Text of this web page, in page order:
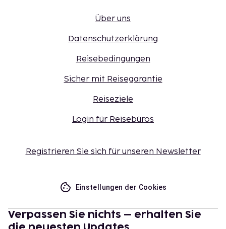
Über uns
Datenschutzerklärung
Reisebedingungen
Sicher mit Reisegarantie
Reiseziele
Login für Reisebüros
Registrieren Sie sich für unseren Newsletter
Einstellungen der Cookies
Verpassen Sie nichts – erhalten Sie